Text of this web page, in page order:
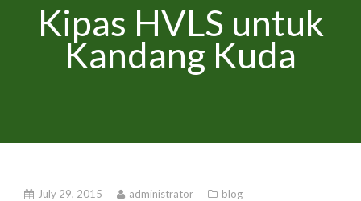
Kipas HVLS untuk
Kandang Kuda
July 29, 2015 administrator
blog